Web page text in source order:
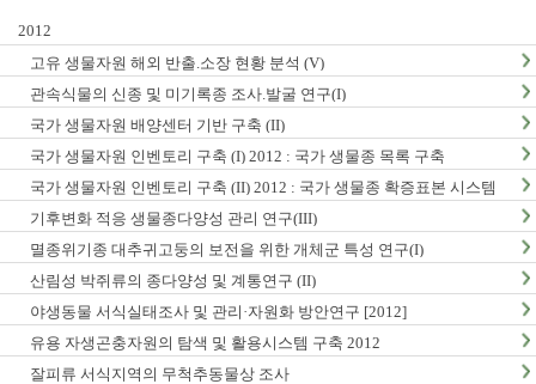
2012
고유 생물자원 해외 반출.소장 현황 분석 (V)
관속식물의 신종 및 미기록종 조사.발굴 연구(I)
국가 생물자원 배양센터 기반 구축 (II)
국가 생물자원 인벤토리 구축 (I) 2012 : 국가 생물종 목록 구축
국가 생물자원 인벤토리 구축 (II) 2012 : 국가 생물종 확증표본 시스템
구축
기후변화 적응 생물종다양성 관리 연구(III)
멸종위기종 대추귀고둥의 보전을 위한 개체군 특성 연구(I)
산림성 박쥐류의 종다양성 및 계통연구 (II)
야생동물 서식실태조사 및 관리·자원화 방안연구 [2012]
유용 자생곤충자원의 탐색 및 활용시스템 구축 2012
잘피류 서식지역의 무척추동물상 조사